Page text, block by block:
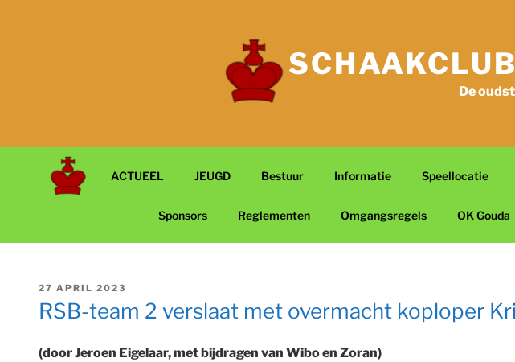
De
ACTUEEL JEUGD Bestuur Informatie Speellocatie
Sponsors Reglementen Omgangsregels OK Gouda
GEPLAATST
OP
27 APRIL 2023
RSB-team 2 verslaat met overmacht koploper
(door Jeroen Eigelaar, met bijdragen van Wibo en Zoran)